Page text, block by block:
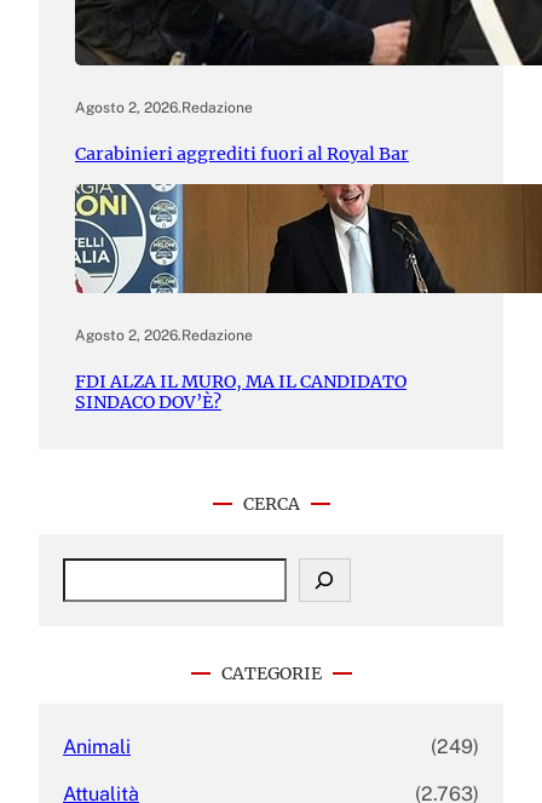
Agosto 2, 2026.Redazione
Carabinieri aggrediti fuori al Royal Bar
Agosto 2, 2026.Redazione
FDI ALZA IL MURO, MA IL CANDIDATO
SINDACO DOV’È?
CERCA
S
CATEGORIE
Animali (249)
Attualità (2.763)